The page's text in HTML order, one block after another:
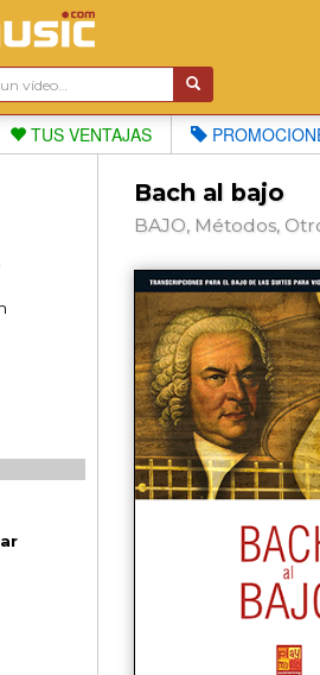
TUS VENTAJAS
Bach al bajo
BAJO, Métodos,